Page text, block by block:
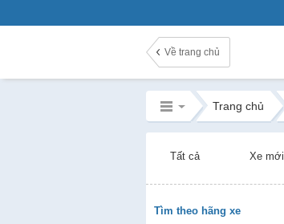
Về trang chủ
Trang chủ
Tất cả Xe mới
Tìm theo hãng xe